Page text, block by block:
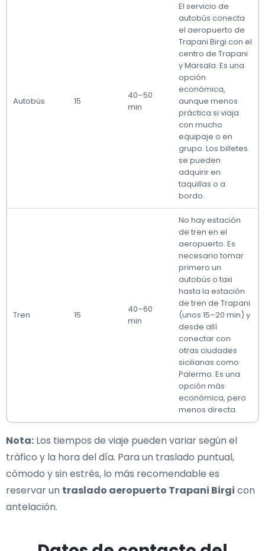
Autobús 15
40–50
min
El servicio de
autobús conecta
el aeropuerto de
Trapani Birgi con el
centro de Trapani
y Marsala. Es una
opción
económica,
aunque menos
práctica si viaja
con mucho
equipaje o en
grupo. Los billetes
se pueden
adquirir en
taquillas o a
bordo.
Tren 15
40–60
min
No hay estación
de tren en el
aeropuerto. Es
necesario tomar
primero un
autobús o taxi
hasta la estación
de tren de Trapani
(unos 15–20 min) y
desde allí
conectar con
otras ciudades
sicilianas como
Palermo. Es una
opción más
económica, pero
menos directa.
Nota: Los tiempos de viaje pueden variar según el
tráfico y la hora del día. Para un traslado puntual,
cómodo y sin estrés, lo más recomendable es
reservar un traslado aeropuerto Trapani Birgi con
antelación.